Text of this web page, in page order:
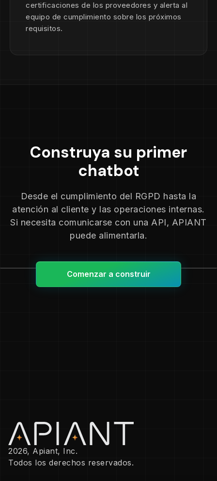
certificaciones de los proveedores y alerta al
equipo de cumplimiento sobre los próximos
requisitos.
Construya su primer
chatbot
Desde el cumplimiento del RGPD hasta la
atención al cliente y las operaciones internas.
Si necesita comunicarse con una API, APIANT
puede alimentarla.
Comenzar a construir
2026, Apiant, Inc.
Todos los derechos reservados.